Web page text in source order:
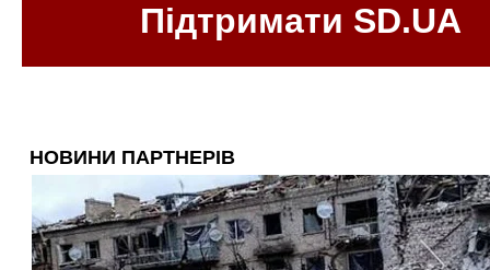
Підтримати SD.UA